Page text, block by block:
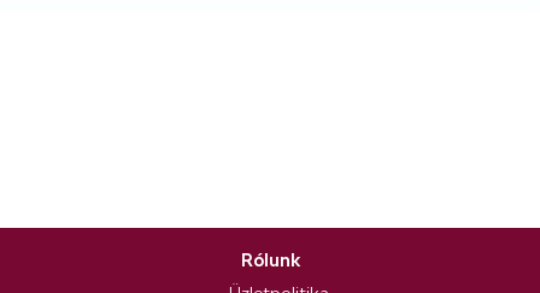
Rólunk